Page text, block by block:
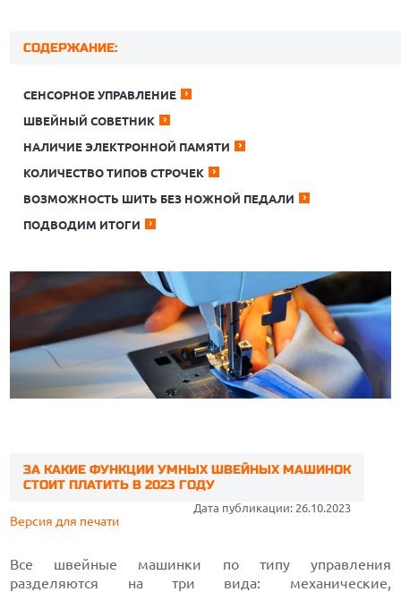
СОДЕРЖАНИЕ:
СЕНСОРНОЕ УПРАВЛЕНИЕ
ШВЕЙНЫЙ СОВЕТНИК
НАЛИЧИЕ ЭЛЕКТРОННОЙ ПАМЯТИ
КОЛИЧЕСТВО ТИПОВ СТРОЧЕК
ВОЗМОЖНОСТЬ ШИТЬ БЕЗ НОЖНОЙ ПЕДАЛИ
ПОДВОДИМ ИТОГИ
ЗА КАКИЕ ФУНКЦИИ УМНЫХ ШВЕЙНЫХ МАШИНОК
СТОИТ ПЛАТИТЬ В 2023 ГОДУ
Дата публикации: 26.10.2023
Версия для печати
Все швейные машинки по типу управления
разделяются на три вида: механические,